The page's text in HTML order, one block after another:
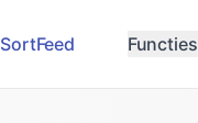
SortFeed Functies